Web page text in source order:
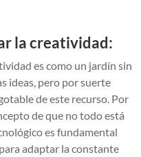
la creatividad:
es como un jardín sin
ideas, pero por suerte
de este recurso. Por
de que no todo está
es fundamental
para adaptar la constante